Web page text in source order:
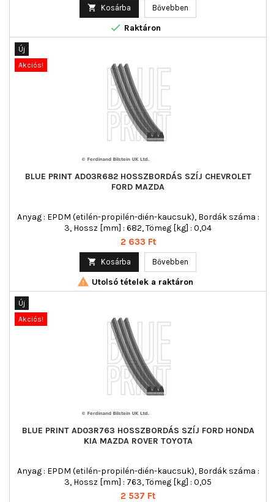
 Kosárba Bővebben
 Raktáron
Új
Akciós!
BLUE PRINT AD03R682 HOSSZBORDÁS SZÍJ CHEVROLET
FORD MAZDA
Anyag : EPDM (etilén-propilén-dién-kaucsuk), Bordák száma :
3, Hossz [mm] : 682, Tömeg [kg] : 0,04
Ár
2 633 Ft
 Kosárba Bővebben
 Utolsó tételek a raktáron
Új
Akciós!
BLUE PRINT AD03R763 HOSSZBORDÁS SZÍJ FORD HONDA
KIA MAZDA ROVER TOYOTA
Anyag : EPDM (etilén-propilén-dién-kaucsuk), Bordák száma :
3, Hossz [mm] : 763, Tömeg [kg] : 0,05
Ár
2 537 Ft